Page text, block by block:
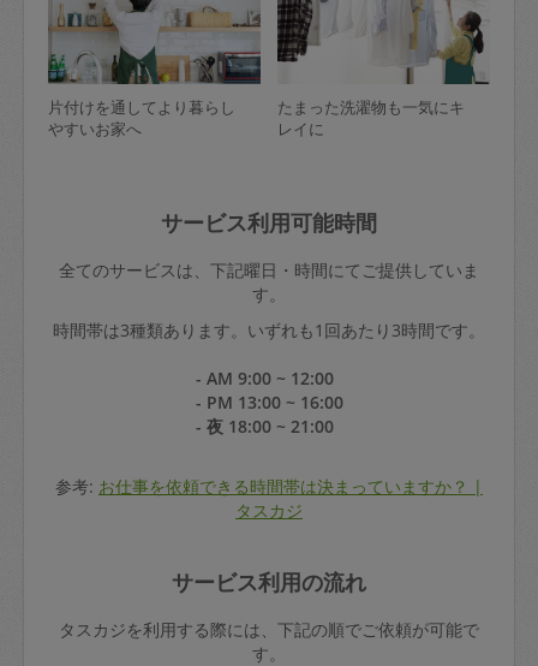
片付けを通してより暮らし
やすいお家へ
たまった洗濯物も一気にキ
レイに
サービス利用可能時間
全てのサービスは、下記曜日・時間にてご提供していま
す。
時間帯は3種類あります。いずれも1回あたり3時間です。
- AM 9:00 ~ 12:00
- PM 13:00 ~ 16:00
- 夜 18:00 ~ 21:00
参考: お仕事を依頼できる時間帯は決まっていますか？ |
タスカジ
サービス利用の流れ
タスカジを利用する際には、下記の順でご依頼が可能で
す。